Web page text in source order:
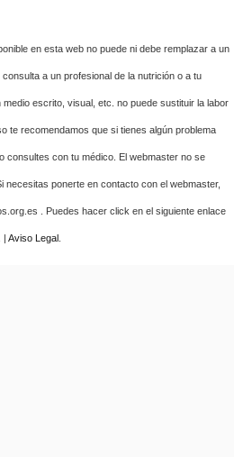
en esta web no puede ni debe remplazar a un
a un profesional de la nutrición o a tu
escrito, visual, etc. no puede sustituir la labor
te recomendamos que si tienes algún problema
consultes con tu médico. El webmaster no se
necesitas ponerte en contacto con el webmaster,
. Puedes hacer click en el siguiente enlace
. | Aviso Legal